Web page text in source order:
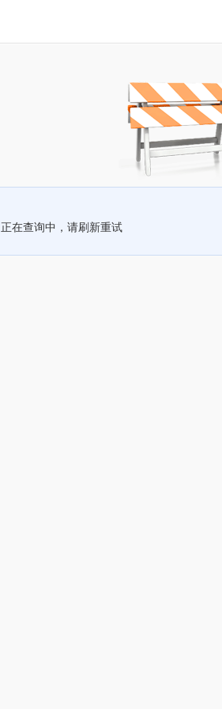
正在查询中，请刷新重试